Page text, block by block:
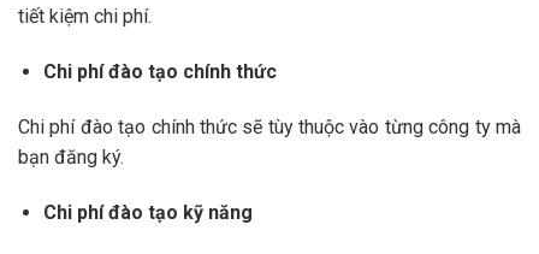
tiết kiệm chi phí.
Chi phí đào tạo chính thức
Chi phí đào tạo chính thức sẽ tùy thuộc vào từng công ty mà
bạn đăng ký.
Chi phí đào tạo kỹ năng